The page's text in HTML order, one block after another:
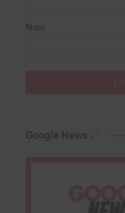
Nom
Google News